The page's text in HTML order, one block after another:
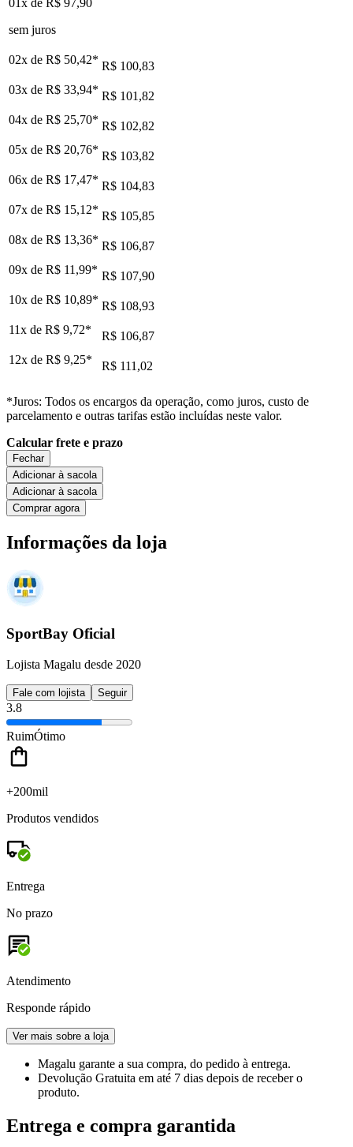
01x de R$ 97,90
sem juros
02x de R$ 50,42* R$ 100,83
03x de R$ 33,94* R$ 101,82
04x de R$ 25,70* R$ 102,82
05x de R$ 20,76* R$ 103,82
06x de R$ 17,47* R$ 104,83
07x de R$ 15,12* R$ 105,85
08x de R$ 13,36* R$ 106,87
09x de R$ 11,99* R$ 107,90
10x de R$ 10,89* R$ 108,93
11x de R$ 9,72*
R$ 106,87
12x de R$ 9,25* R$ 111,02
*Juros: Todos os encargos da operação, como juros, custo de
parcelamento e outras tarifas estão incluídas neste valor.
Calcular frete e prazo
Fechar
Adicionar à sacola
Adicionar à sacola
Comprar agora
Informações da loja
SportBay Oficial
Lojista Magalu desde 2020
Fale com lojista Seguir
3.8
RuimÓtimo
+200mil
Produtos vendidos
Entrega
No prazo
Atendimento
Responde rápido
Ver mais sobre a loja
Magalu garante a sua compra, do pedido à entrega.
Devolução Gratuita em até 7 dias depois de receber o
produto.
Entrega e compra garantida